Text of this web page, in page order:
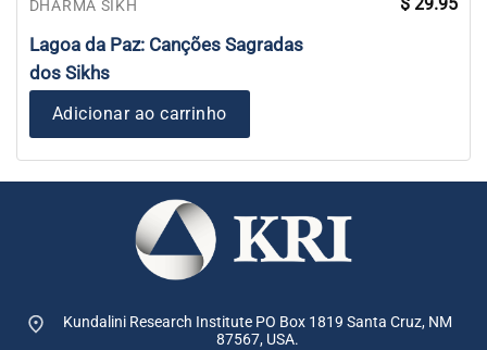
DHARMA SIKH
Lagoa da Paz: Canções Sagradas
dos Sikhs
Adicionar ao carrinho
Kundalini Research Institute PO Box 1819 Santa Cruz, NM
87567, USA.